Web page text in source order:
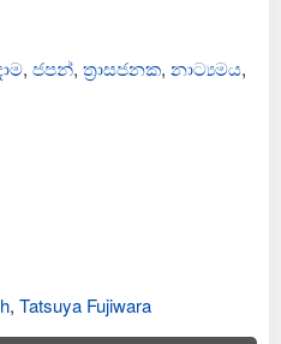
, ජපන්, ත්‍රාසජනක, නාට්‍යමය,
, Tatsuya Fujiwara